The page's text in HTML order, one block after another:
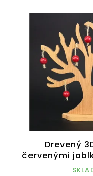
Drevený
červenými
drevo,